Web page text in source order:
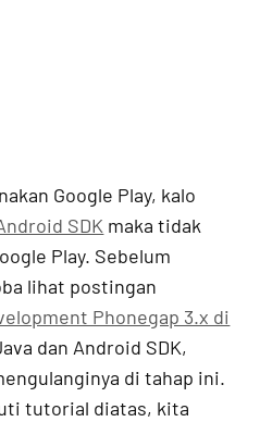
Google Play, kalo
SDK maka tidak
Play. Sebelum
lihat postingan
Phonegap 3.x di
dan Android SDK,
di tahap ini.
tutorial diatas, kita